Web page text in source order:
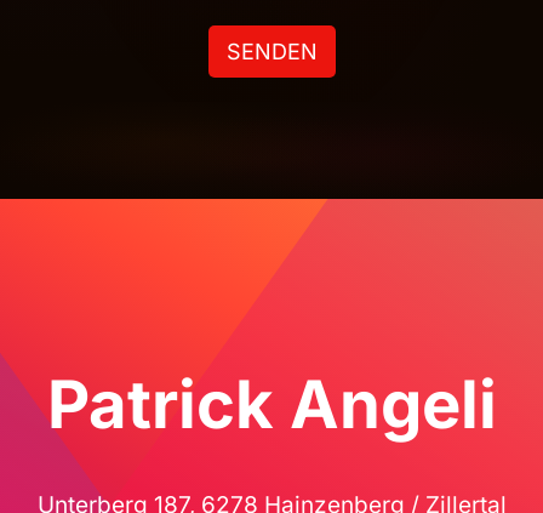
SENDEN
Patrick Angeli
Unterberg 187, 6278 Hainzenberg / Zillertal